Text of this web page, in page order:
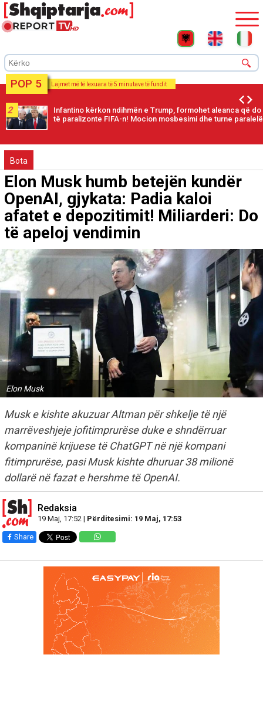
POP 5 Lajmet më të lexuara të 5 minutave të fundit
2
Infantino kërkon ndihmën e Trump, formohet aleanca që do
të paralizonte FIFA-n! Mocion mosbesimi dhe turne paralelë
Bota
Elon Musk humb betejën kundër
OpenAI, gjykata: Padia kaloi
afatet e depozitimit! Miliarderi: Do
të apeloj vendimin
Elon Musk
Musk e kishte akuzuar Altman për shkelje të një
marrëveshjeje jofitimprurëse duke e shndërruar
kompaninë krijuese të ChatGPT në një kompani
fitimprurëse, pasi Musk kishte dhuruar 38 milionë
dollarë në fazat e hershme të OpenAI.
Redaksia
19 Maj, 17:52 | Përditesimi: 19 Maj, 17:53
Share